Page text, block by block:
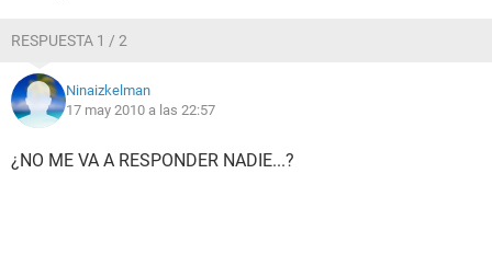
RESPUESTA 1 / 2
Ninaizkelman
17 may 2010 a las 22:57
¿NO ME VA A RESPONDER NADIE...?